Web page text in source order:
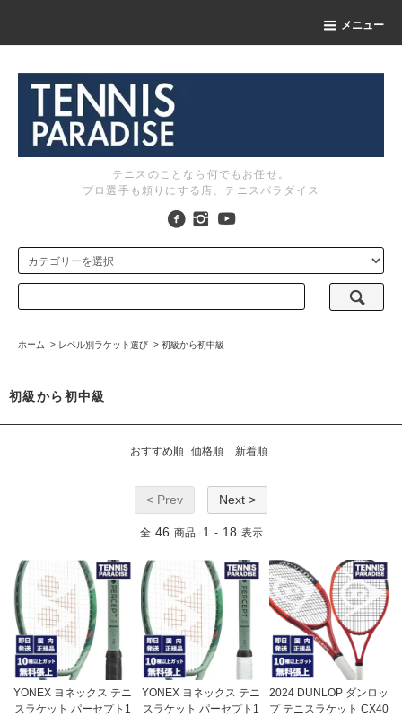
メニュー
テニスのことなら何でもお任せ。
プロ選手も頼りにする店、テニスパラダイス
ホーム > レベル別ラケット選び > 初級から初中級
初級から初中級
おすすめ順 価格順 新着順
< Prev Next >
全 46 商品 1 - 18 表示
YONEX ヨネックス テニ
スラケット パーセプト1
YONEX ヨネックス テニ
スラケット パーセプト1
2024 DUNLOP ダンロッ
プ テニスラケット CX40